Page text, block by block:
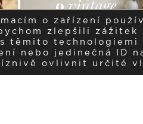
o zařízení
zlepšili
těmito technologiemi
nebo jedinečná ID
ovlivnit určité